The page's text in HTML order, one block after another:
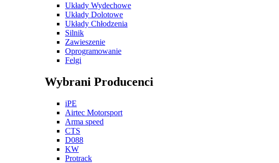
Układy Wydechowe
Układy Dolotowe
Układy Chłodzenia
Silnik
Zawieszenie
Oprogramowanie
Felgi
Wybrani Producenci
iPE
Airtec Motorsport
Arma speed
CTS
D088
KW
Protrack